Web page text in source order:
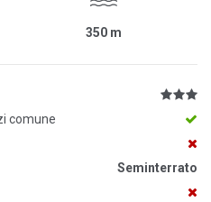
350 m
comune
Seminterrato